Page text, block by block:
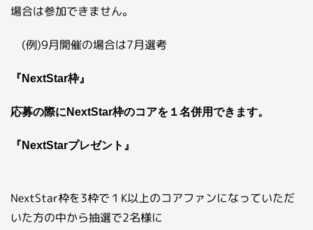
場合は参加できません。
(例)9月開催の場合は7月選考
『NextStar枠』
応募の際にNextStar枠のコアを１名併用できます。
『NextStarプレゼント』
NextStar枠を3枠で１K以上のコアファンになっていただ
いた方の中から抽選で2名様に